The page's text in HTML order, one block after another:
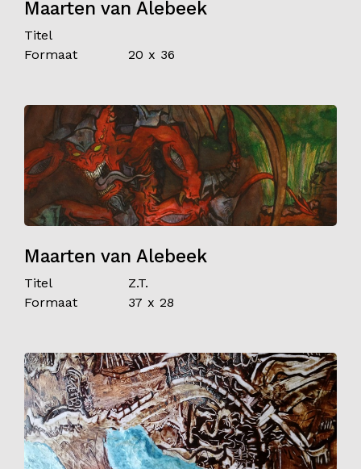
Maarten van Alebeek
Titel
Formaat
20 x 36
Maarten van Alebeek
Titel
Z.T.
Formaat
37 x 28